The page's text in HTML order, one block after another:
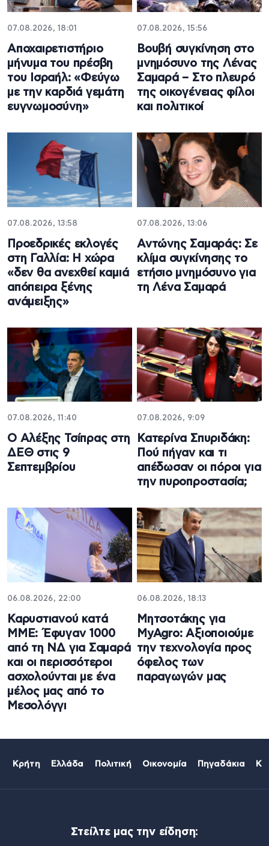
07.08.2026, 18:01
Αποχαιρετιστήριο
μήνυμα του πρέσβη
του Ισραήλ: «Φεύγω
με την καρδιά γεμάτη
ευγνωμοσύνη»
07.08.2026, 15:56
Βουβή συγκίνηση στο
μνημόσυνο της Λένας
Σαμαρά – Στο πλευρό
της οικογένειας φίλοι
και πολιτικοί
07.08.2026, 13:58
Προεδρικές εκλογές
στη Γαλλία: Η χώρα
«δεν θα ανεχθεί καμιά
απόπειρα ξένης
ανάμειξης»
07.08.2026, 13:06
Αντώνης Σαμαράς: Σε
κλίμα συγκίνησης το
ετήσιο μνημόσυνο για
τη Λένα Σαμαρά
07.08.2026, 11:40
Ο Αλέξης Τσίπρας στη
ΔΕΘ στις 9
Σεπτεμβρίου
07.08.2026, 9:09
Κατερίνα Σπυριδάκη:
Πού πήγαν και τι
απέδωσαν οι πόροι για
την πυροπροστασία;
06.08.2026, 22:00
Καρυστιανού κατά
ΜΜΕ: Έφυγαν 1000
από τη ΝΔ για Σαμαρά
και οι περισσότεροι
ασχολούνται με ένα
μέλος μας από το
Μεσολόγγι
06.08.2026, 18:13
Μητσοτάκης για
MyAgro: Αξιοποιούμε
την τεχνολογία προς
όφελος των
παραγωγών μας
Κρήτη Ελλάδα Πολιτική Οικονομία Πηγαδάκια
Στείλτε μας την είδηση: